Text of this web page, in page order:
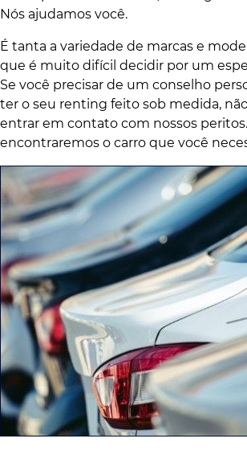
Nós ajudamos você.
É tanta a variedade de marcas e
que é muito difícil decidir por um
Se você precisar de um conselho
ter o seu renting feito sob medida,
entrar em contato com nossos
encontraremos o carro que você